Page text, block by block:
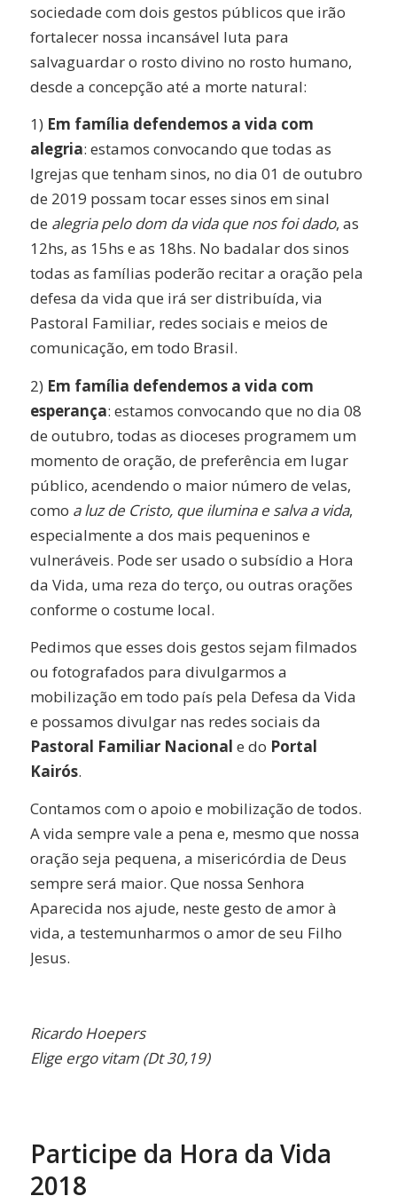
sociedade com dois gestos públicos que irão
fortalecer nossa incansável luta para
salvaguardar o rosto divino no rosto humano,
desde a concepção até a morte natural:
1) Em família defendemos a vida com
alegria: estamos convocando que todas as
Igrejas que tenham sinos, no dia 01 de outubro
de 2019 possam tocar esses sinos em sinal
de alegria pelo dom da vida que nos foi dado, as
12hs, as 15hs e as 18hs. No badalar dos sinos
todas as famílias poderão recitar a oração pela
defesa da vida que irá ser distribuída, via
Pastoral Familiar, redes sociais e meios de
comunicação, em todo Brasil.
2) Em família defendemos a vida com
esperança: estamos convocando que no dia 08
de outubro, todas as dioceses programem um
momento de oração, de preferência em lugar
público, acendendo o maior número de velas,
como a luz de Cristo, que ilumina e salva a vida,
especialmente a dos mais pequeninos e
vulneráveis. Pode ser usado o subsídio a Hora
da Vida, uma reza do terço, ou outras orações
conforme o costume local.
Pedimos que esses dois gestos sejam filmados
ou fotografados para divulgarmos a
mobilização em todo país pela Defesa da Vida
e possamos divulgar nas redes sociais da
Pastoral Familiar Nacional e do Portal
Kairós.
Contamos com o apoio e mobilização de todos.
A vida sempre vale a pena e, mesmo que nossa
oração seja pequena, a misericórdia de Deus
sempre será maior. Que nossa Senhora
Aparecida nos ajude, neste gesto de amor à
vida, a testemunharmos o amor de seu Filho
Jesus.
Ricardo Hoepers
Elige ergo vitam (Dt 30,19)
Participe da Hora da Vida
2018